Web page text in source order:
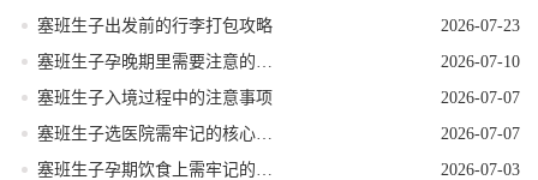
塞班生子出发前的行李打包攻略
2026-07-23
2026-07-10
塞班生子入境过程中的注意事项
2026-07-07
2026-07-07
2026-07-03